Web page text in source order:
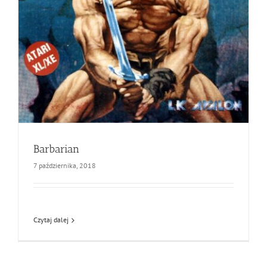
Barbarian
7 października, 2018
Czytaj dalej